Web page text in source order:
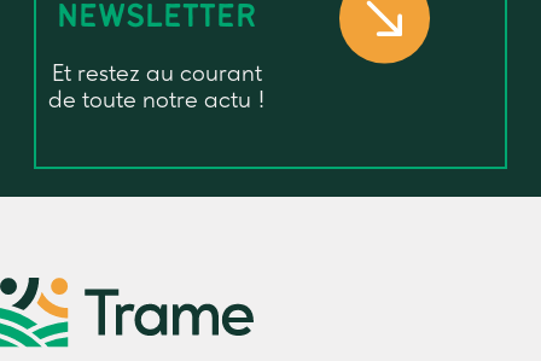
NEWSLETTER
Et restez au courant
de toute notre actu !